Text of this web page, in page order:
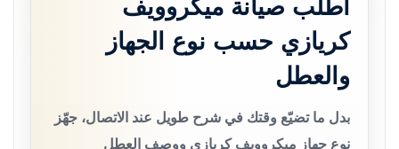
اطلب صيانة ميكروويف
كريازي حسب نوع الجهاز
والعطل
بدل ما تضيّع وقتك في شرح طويل عند الاتصال، جهّز
نوع جهاز ميكروويف كريازي ووصف العطل